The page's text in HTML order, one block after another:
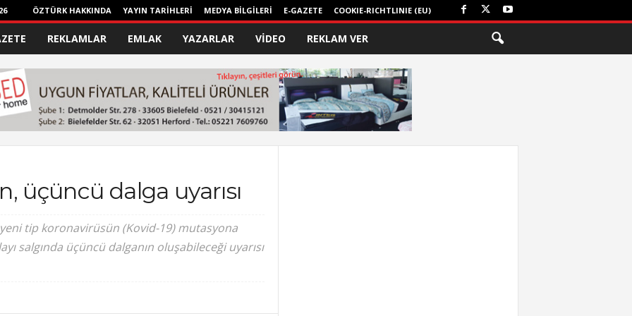
ÖZTÜRK HAKKINDA YAYIN TARİHLERİ MEDYA BİLGİLERİ E-GAZETE COOKIE-RICHTLINIE (EU)
REKLAMLAR EMLAK YAZARLAR VİDEO REKLAM VER
üçüncü dalga uyarısı
tip koronavirüsün (Kovid-19) mutasyona
salgında üçüncü dalganın oluşabileceği uyarısı